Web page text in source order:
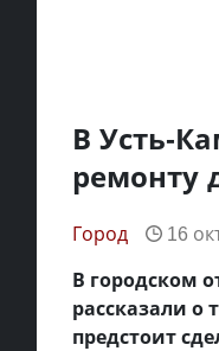
В Усть-
ремонту
Город 16
В городском
рассказали
предстоит